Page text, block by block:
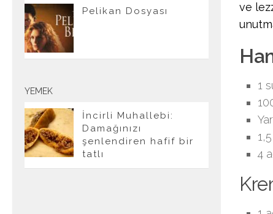
ve
1
4
Pelikan Dosyası
YEMEK
İncirli Muhallebi:
Damağınızı
şenlendiren hafif bir
tatlı